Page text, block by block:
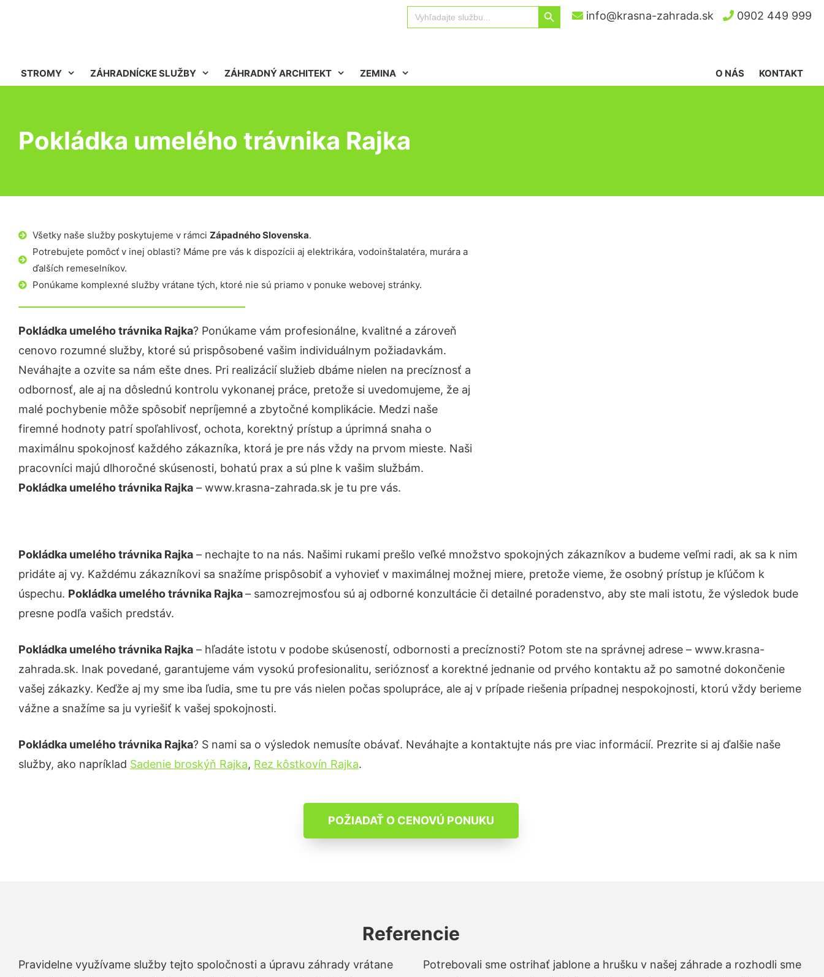
Search
for:
Search Button
info@krasna-zahrada.sk 0902 449 999
STROMY ZÁHRADNÍCKE SLUŽBY ZÁHRADNÝ ARCHITEKT ZEMINA KONTAKT
O NÁS
Pokládka umelého trávnika Rajka
Všetky naše služby poskytujeme v rámci Západného Slovenska.
Potrebujete pomôcť v inej oblasti? Máme pre vás k dispozícii aj elektrikára, vodoinštalatéra, murára a
ďalších remeselníkov.
Ponúkame komplexné služby vrátane tých, ktoré nie sú priamo v ponuke webovej stránky.
Pokládka umelého trávnika Rajka? Ponúkame vám profesionálne, kvalitné a zároveň
cenovo rozumné služby, ktoré sú prispôsobené vašim individuálnym požiadavkám.
Neváhajte a ozvite sa nám ešte dnes. Pri realizácií služieb dbáme nielen na precíznosť a
odbornosť, ale aj na dôslednú kontrolu vykonanej práce, pretože si uvedomujeme, že aj
malé pochybenie môže spôsobiť nepríjemné a zbytočné komplikácie. Medzi naše
firemné hodnoty patrí spoľahlivosť, ochota, korektný prístup a úprimná snaha o
maximálnu spokojnosť každého zákazníka, ktorá je pre nás vždy na prvom mieste. Naši
pracovníci majú dlhoročné skúsenosti, bohatú prax a sú plne k vašim službám.
Pokládka umelého trávnika Rajka – www.krasna-zahrada.sk je tu pre vás.
Pokládka umelého trávnika Rajka – nechajte to na nás. Našimi rukami prešlo veľké množstvo spokojných zákazníkov a budeme veľmi radi, ak sa k nim
pridáte aj vy. Každému zákazníkovi sa snažíme prispôsobiť a vyhovieť v maximálnej možnej miere, pretože vieme, že osobný prístup je kľúčom k
úspechu. Pokládka umelého trávnika Rajka– samozrejmosťou sú aj odborné konzultácie či detailné poradenstvo, aby ste mali istotu, že výsledok bude
presne podľa vašich predstáv.
Pokládka umelého trávnika Rajka – hľadáte istotu v podobe skúseností, odbornosti a precíznosti? Potom ste na správnej adrese – www.krasna-
zahrada.sk. Inak povedané, garantujeme vám vysokú profesionalitu, serióznosť a korektné jednanie od prvého kontaktu až po samotné dokončenie
vašej zákazky. Keďže aj my sme iba ľudia, sme tu pre vás nielen počas spolupráce, ale aj v prípade riešenia prípadnej nespokojnosti, ktorú vždy berieme
vážne a snažíme sa ju vyriešiť k vašej spokojnosti.
Pokládka umelého trávnika Rajka? S nami sa o výsledok nemusíte obávať. Neváhajte a kontaktujte nás pre viac informácií. Prezrite si aj ďalšie naše
služby, ako napríklad Sadenie broskýň Rajka, Rez kôstkovín Rajka.
POŽIADAŤ O CENOVÚ PONUKU
Referencie
Pravidelne využívame služby tejto spoločnosti a úpravu záhrady vrátane
Potrebovali sme ostrihať jablone a hrušku v našej záhrade a rozhodli sme